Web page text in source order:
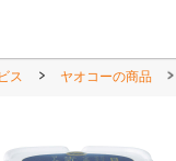
ス ヤオコーの商品